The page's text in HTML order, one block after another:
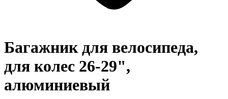
Багажник для велосипеда,
для колес 26-29",
алюминиевый